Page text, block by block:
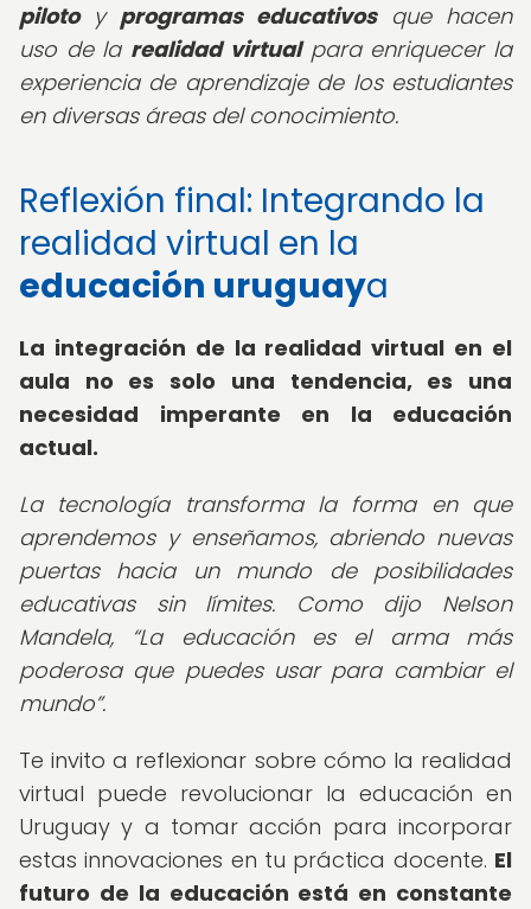
pilotoy programas educativosque hacen
uso de la realidad virtualpara enriquecer la
experiencia de aprendizaje de los estudiantes
en diversas áreas del conocimiento.
Reflexión final: Integrando la
realidad virtual en la
educación uruguaya
La integración de la realidad virtual en el
aula no es solo una tendencia, es una
necesidad imperante en la educación
actual.
La tecnología transforma la forma en que
aprendemos y enseñamos, abriendo nuevas
puertas hacia un mundo de posibilidades
educativas sin límites. Como dijo Nelson
Mandela,
La educación es el arma más
poderosa que puedes usar para cambiar el
mundo .
Te invito a reflexionar sobre cómo la realidad
virtual puede revolucionar la educación en
Uruguay y a tomar acción para incorporar
estas innovaciones en tu práctica docente. El
futuro de la educación está en constante